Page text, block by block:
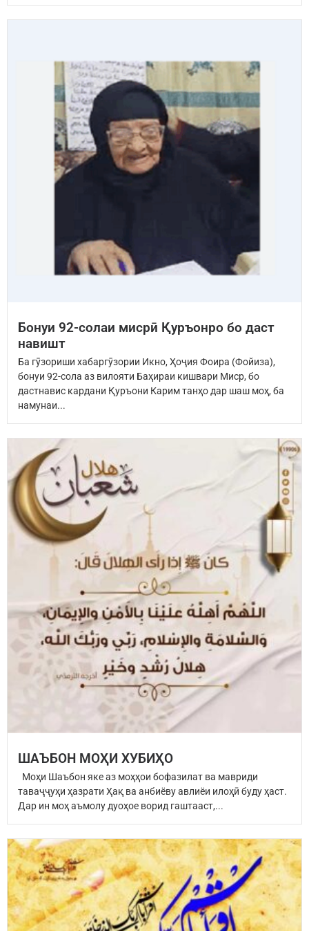
Бонуи 92-солаи мисрӣ Қуръонро бо даст
навишт
Ба гӯзориши хабаргӯзории Икно, Ҳоҷия Фоира (Фойиза),
бонуи 92-сола аз вилояти Баҳираи кишвари Миср, бо
дастнавис кардани Қуръони Карим танҳо дар шаш моҳ, ба
намунаи...
ШАЪБОН МОҲИ ХУБИҲО
Моҳи Шаъбон яке аз моҳҳои бофазилат ва мавриди
таваҷҷуҳи ҳазрати Ҳақ ва анбиёву авлиёи илоҳӣ буду ҳаст.
Дар ин моҳ аъмолу дуоҳое ворид гаштааст,...